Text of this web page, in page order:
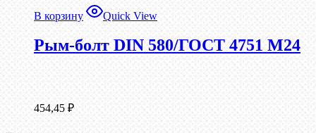
В корзину Quick View
Рым-болт DIN 580/ГОСТ 4751 М24
454,45 ₽